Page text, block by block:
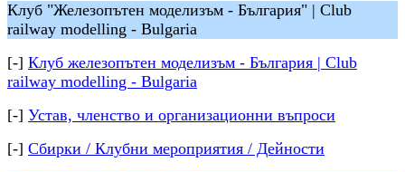
Клуб "Железопътен моделизъм - България" | Club
railway modelling - Bulgaria
[-] Клуб железопътен моделизъм - България | Club
railway modelling - Bulgaria
[-] Устав, членство и организационни въпроси
[-] Сбирки / Клубни мероприятия / Дейности